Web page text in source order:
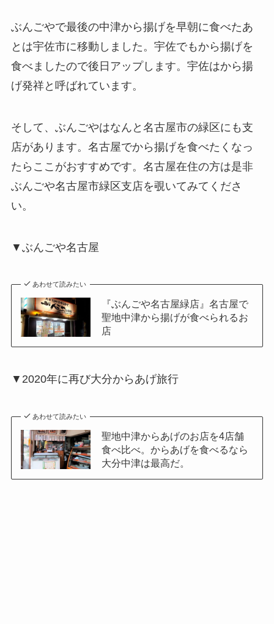
ぶんごやで最後の中津から揚げを早朝に食べたあ
とは宇佐市に移動しました。宇佐でもから揚げを
食べましたので後日アップします。宇佐はから揚
げ発祥と呼ばれています。
そして、ぶんごやはなんと名古屋市の緑区にも支
店があります。名古屋でから揚げを食べたくなっ
たらここがおすすめです。名古屋在住の方は是非
ぶんごや名古屋市緑区支店を覗いてみてくださ
い。
▼ぶんごや名古屋
あわせて読みたい
『ぶんごや名古屋緑店』名古屋で
聖地中津から揚げが食べられるお
店
▼2020年に再び大分からあげ旅行
あわせて読みたい
聖地中津からあげのお店を4店舗
食べ比べ。からあげを食べるなら
大分中津は最高だ。